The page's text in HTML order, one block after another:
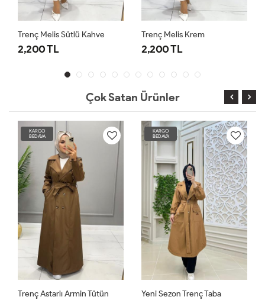
Trenç Melis Sütlü Kahve
2,200 TL
Trenç Melis Krem
2,200 TL
Çok Satan Ürünler
KARGO
BEDAVA
Trenç Astarlı Armin Tütün
KARGO
BEDAVA
Yeni Sezon Trenç Taba